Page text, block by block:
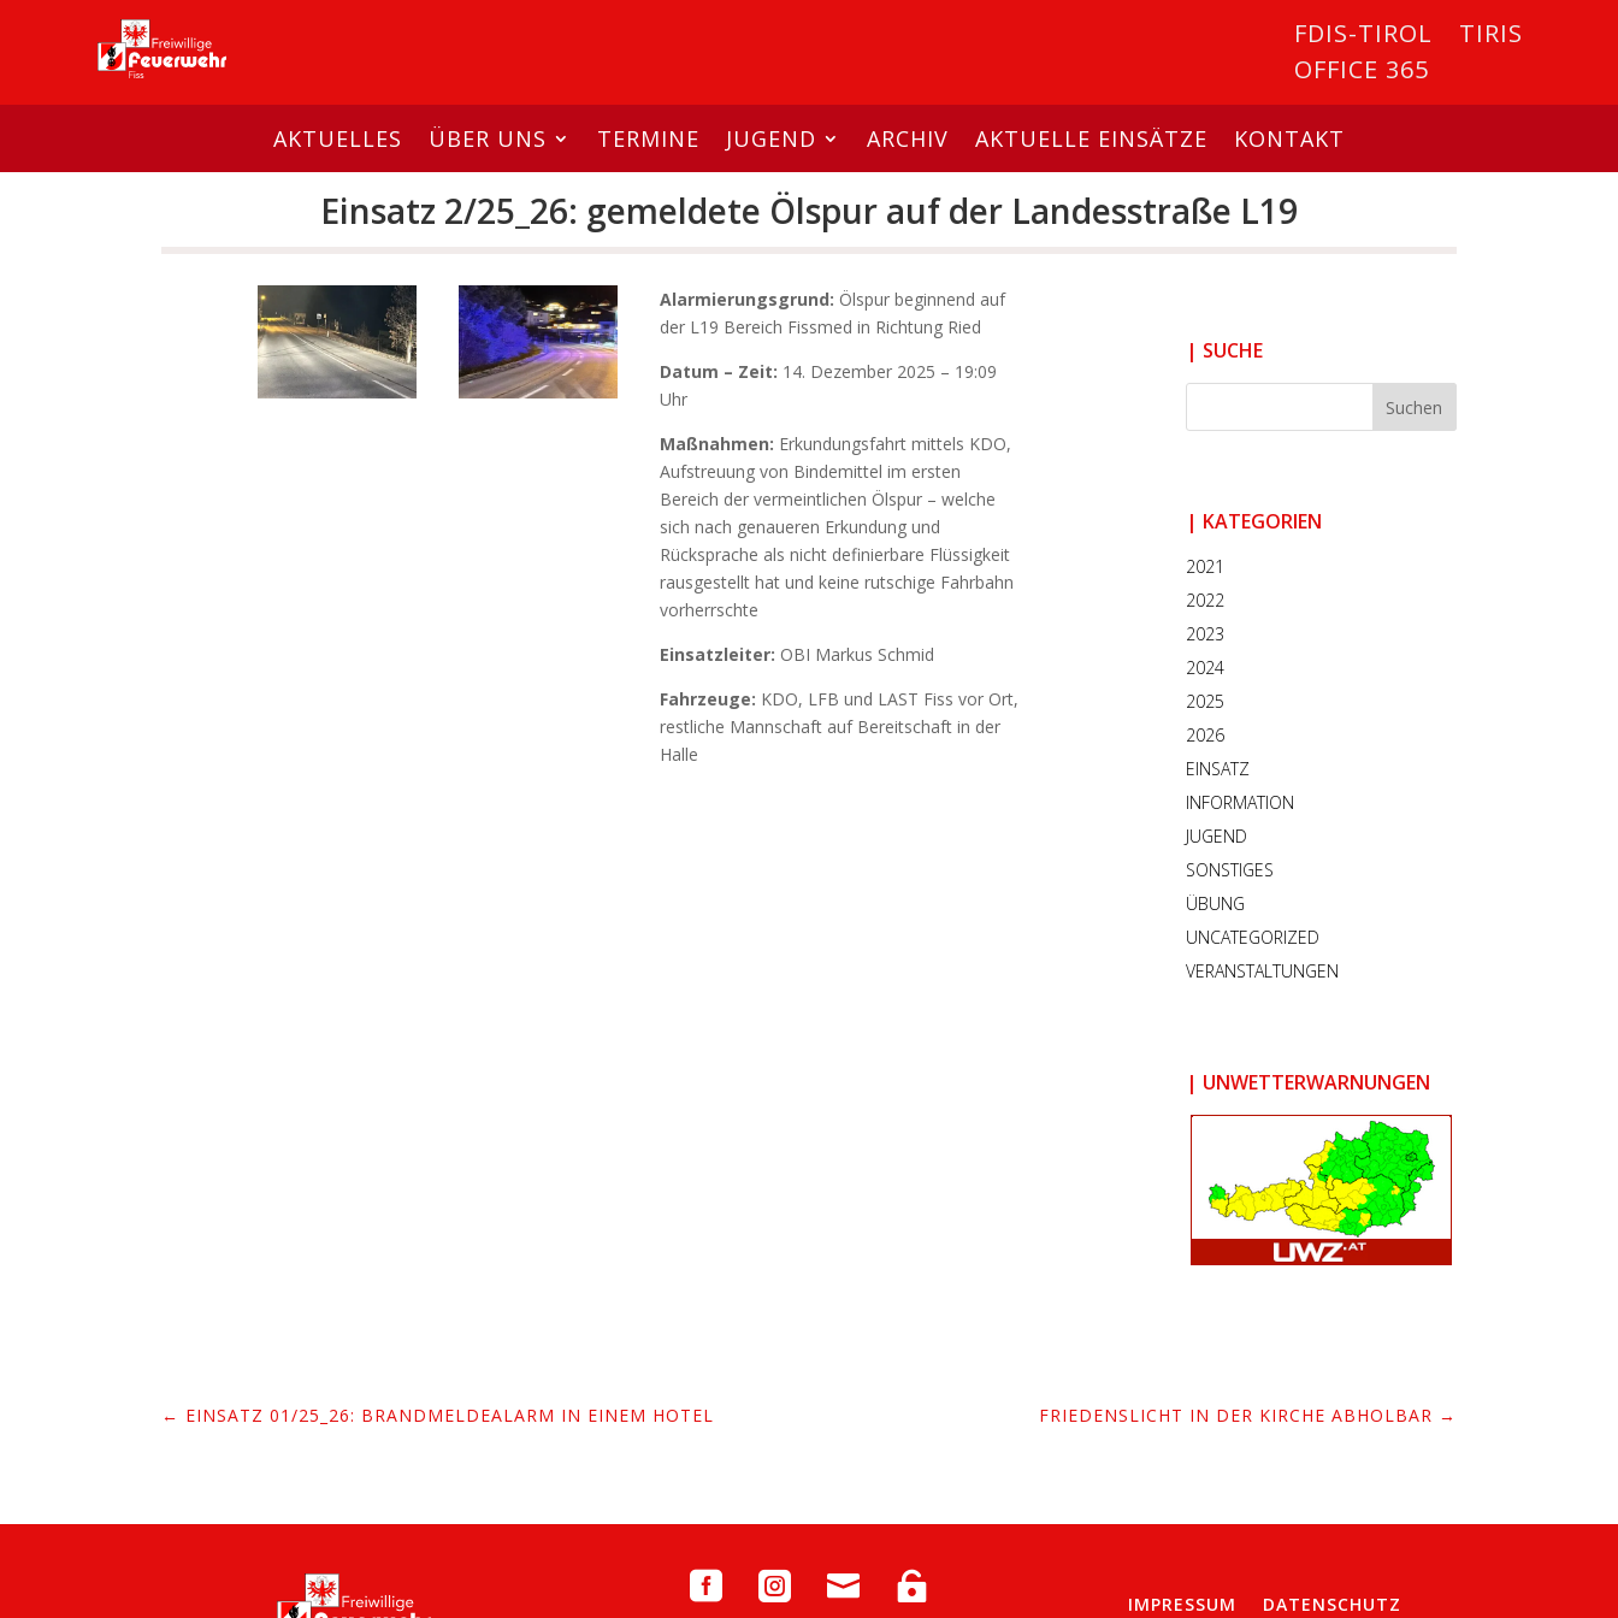
FDIS-TIROL
TIRIS
OFFICE 365
AKTUELLES ÜBER UNS TERMINE JUGEND ARCHIV AKTUELLE EINSÄTZE KONTAKT
Einsatz 2/25_26: gemeldete Ölspur auf der Landesstraße L19
Alarmierungsgrund: Ölspur beginnend auf
der L19 Bereich Fissmed in Richtung Ried
Datum – Zeit: 14. Dezember 2025 – 19:09
Uhr
Maßnahmen: Erkundungsfahrt mittels KDO,
Aufstreuung von Bindemittel im ersten
Bereich der vermeintlichen Ölspur – welche
sich nach genaueren Erkundung und
Rücksprache als nicht definierbare Flüssigkeit
rausgestellt hat und keine rutschige Fahrbahn
vorherrschte
Einsatzleiter: OBI Markus Schmid
Fahrzeuge: KDO, LFB und LAST Fiss vor Ort,
restliche Mannschaft auf Bereitschaft in der
Halle
| SUCHE
| KATEGORIEN
2021
2022
2023
2024
2025
2026
EINSATZ
INFORMATION
JUGEND
SONSTIGES
ÜBUNG
UNCATEGORIZED
VERANSTALTUNGEN
| UNWETTERWARNUNGEN
← EINSATZ 01/25_26: BRANDMELDEALARM IN EINEM HOTEL FRIEDENSLICHT IN DER KIRCHE ABHOLBAR →
IMPRESSUM DATENSCHUTZ